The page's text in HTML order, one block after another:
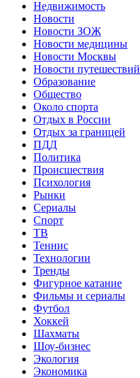
Недвижимость
Новости
Новости ЗОЖ
Новости медицины
Новости Москвы
Новости путешествий
Образование
Общество
Около спорта
Отдых в России
Отдых за границей
ПДД
Политика
Происшествия
Психология
Рынки
Сериалы
Спорт
ТВ
Теннис
Технологии
Тренды
Фигурное катание
Фильмы и сериалы
Футбол
Хоккей
Шахматы
Шоу-бизнес
Экология
Экономика